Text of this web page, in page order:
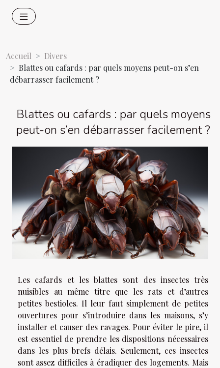
Accueil
Divers
Blattes ou cafards : par quels moyens peut-on s’en
débarrasser facilement ?
Blattes ou cafards : par quels moyens
peut-on s’en débarrasser facilement ?
Les cafards et les blattes sont des insectes très
nuisibles au même titre que les rats et d’autres
petites bestioles. Il leur faut simplement de petites
ouvertures pour s’introduire dans les maisons, s’y
installer et causer des ravages. Pour éviter le pire, il
est essentiel de prendre les dispositions nécessaires
dans les plus brefs délais. Seulement, ces insectes
sont assez difficiles à éradiquer des logements. Mais